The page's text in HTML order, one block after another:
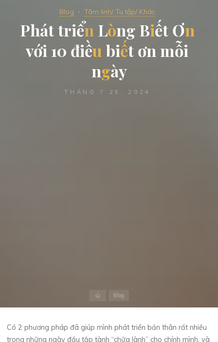
Blog Tâm linh/ Tu tập/ Khác
Pháttriển Lòng Biết Ơn
với 10 điều biết ơn mỗi
ngày
THÁNG 7 25, 2024
HomeBlog
Có 2 phương pháp đã giúp mình phát triển bản thân rất nhiều
trong những ngày đầu tập tành “chữa lành” cho chính mình, và